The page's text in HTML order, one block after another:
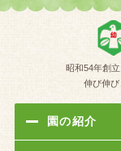
昭和54年創
伸び伸び
園の紹介